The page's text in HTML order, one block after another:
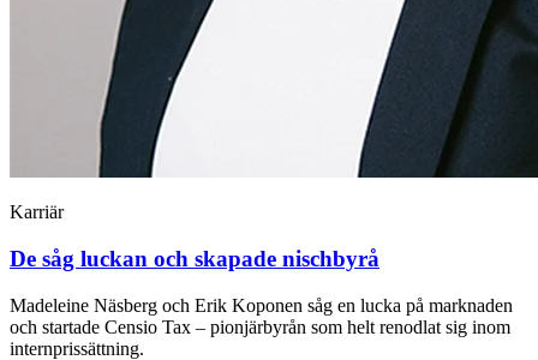
Karriär
De såg luckan och skapade nischbyrå
Madeleine Näsberg och Erik Koponen såg en lucka på marknaden
och startade Censio Tax – pionjärbyrån som helt renodlat sig inom
internprissättning.